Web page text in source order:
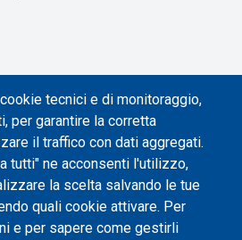
tecnici e di monitoraggio,
per garantire la corretta
il traffico con dati aggregati.
tutti" ne acconsenti l'utilizzo,
la scelta salvando le tue
quali cookie attivare. Per
e per sapere come gestirli